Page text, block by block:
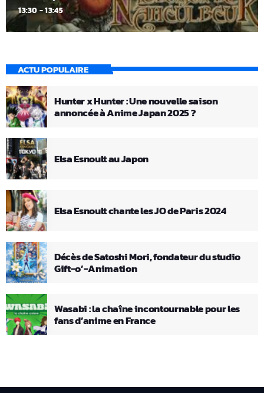
13:30 - 13:45
ACTU POPULAIRE
Hunter x Hunter : Une nouvelle saison
annoncée à Anime Japan 2025 ?
Elsa Esnoult au Japon
Elsa Esnoult chante les JO de Paris 2024
Décès de Satoshi Mori, fondateur du studio
Gift-o’-Animation
Wasabi : la chaîne incontournable pour les
fans d’anime en France